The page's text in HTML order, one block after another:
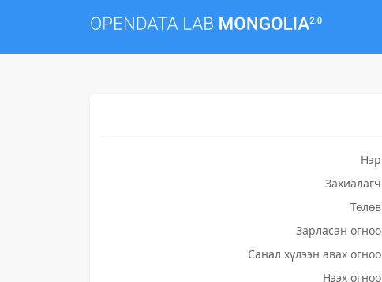
Нэр
Захиалагч
Төлөв
Зарласан огноо
Санал хүлээн авах огноо
Нээх огноо